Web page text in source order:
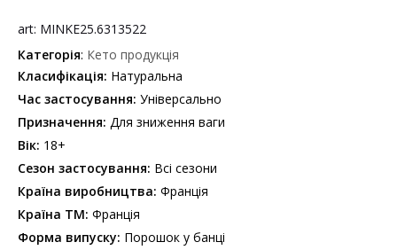
art: MINKE25.6313522
Категорія: Кето продукція
Класифікація: Натуральна
Час застосування: Універсально
Призначення: Для зниження ваги
Вік: 18+
Сезон застосування: Всi сезони
Країна виробництва: Франція
Країна ТМ: Франція
Форма випуску: Порошок у банцi